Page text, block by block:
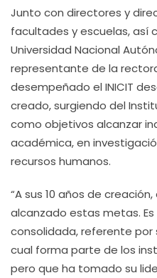
Junto con directores y
facultades y escuelas, así
Universidad Nacional
representante de la
desempeñado el INICIT
creado, surgiendo del
como objetivos alcanzar
académica, en
recursos humanos.
“A sus 10 años de
alcanzado estas metas.
consolidada, referente por
cual forma parte de los
pero que ha tomado su